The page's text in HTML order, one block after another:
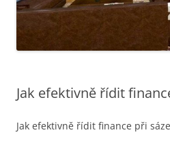
Jak efektivně řídit
Jak efektivně řídit finance při